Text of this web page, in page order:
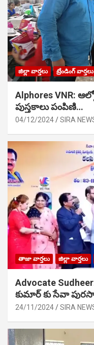
జిల్లా వార్తలు ట్రేండింగ్ వార్తలు
Alphores VNR:
పుస్తకాలు పంపిణి…
04/12/2024 SIRA
తాజా వార్తలు జిల్లా వార్తలు
Advocate
కుమార్ కు సేవా
24/11/2024 SIRA